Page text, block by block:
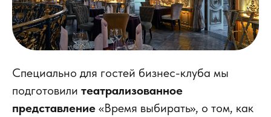
Специально для гостей бизнес-клуба мы
подготовили театрализованное
представление «Время выбирать», о том, как